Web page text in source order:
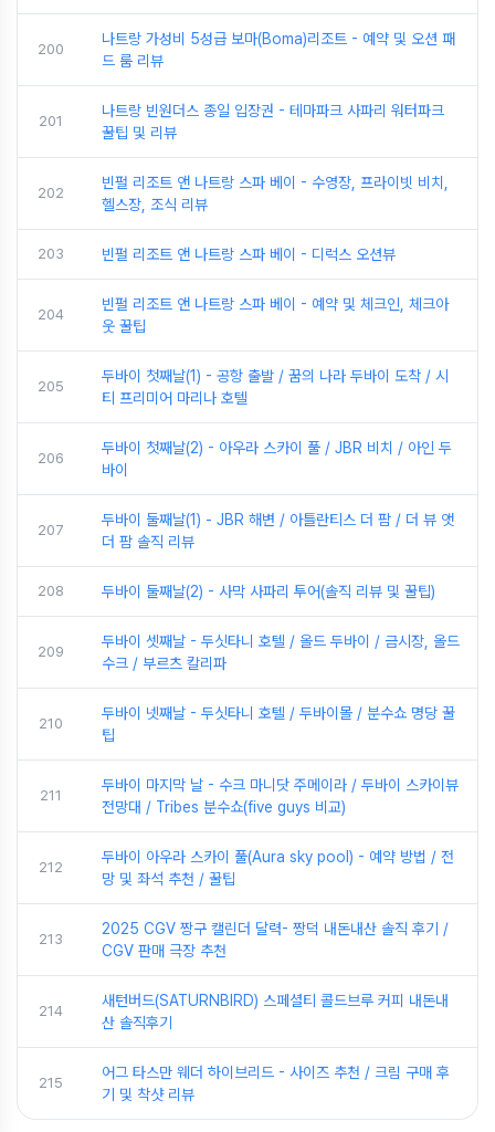
200
나트랑 가성비 5성급 보마(Boma)리조트 - 예약 및 오션 패
드 룸 리뷰
201
나트랑 빈원더스 종일 입장권 - 테마파크 사파리 워터파크
꿀팁 및 리뷰
202
빈펄 리조트 앤 나트랑 스파 베이 - 수영장, 프라이빗 비치,
헬스장, 조식 리뷰
203 빈펄 리조트 앤 나트랑 스파 베이 - 디럭스 오션뷰
204
빈펄 리조트 앤 나트랑 스파 베이 - 예약 및 체크인, 체크아
웃 꿀팁
205
두바이 첫째날(1) - 공항 출발 / 꿈의 나라 두바이 도착 / 시
티 프리미어 마리나 호텔
206
두바이 첫째날(2) - 아우라 스카이 풀 / JBR 비치 / 아인 두
바이
207
두바이 둘째날(1) - JBR 해변 / 아틀란티스 더 팜 / 더 뷰 앳
더 팜 솔직 리뷰
208 두바이 둘째날(2) - 사막 사파리 투어(솔직 리뷰 및 꿀팁)
209
두바이 셋째날 - 두싯타니 호텔 / 올드 두바이 / 금시장, 올드
수크 / 부르츠 칼리파
210
두바이 넷째날 - 두싯타니 호텔 / 두바이몰 / 분수쇼 명당 꿀
팁
211
두바이 마지막 날 - 수크 마니닷 주메이라 / 두바이 스카이뷰
전망대 / Tribes 분수쇼(five guys 비교)
212
두바이 아우라 스카이 풀(Aura sky pool) - 예약 방법 / 전
망 및 좌석 추천 / 꿀팁
213
2025 CGV 짱구 캘린더 달력- 짱덕 내돈내산 솔직 후기 /
CGV 판매 극장 추천
214
새턴버드(SATURNBIRD) 스페셜티 콜드브루 커피 내돈내
산 솔직후기
215
어그 타스만 웨더 하이브리드 - 사이즈 추천 / 크림 구매 후
기 및 착샷 리뷰